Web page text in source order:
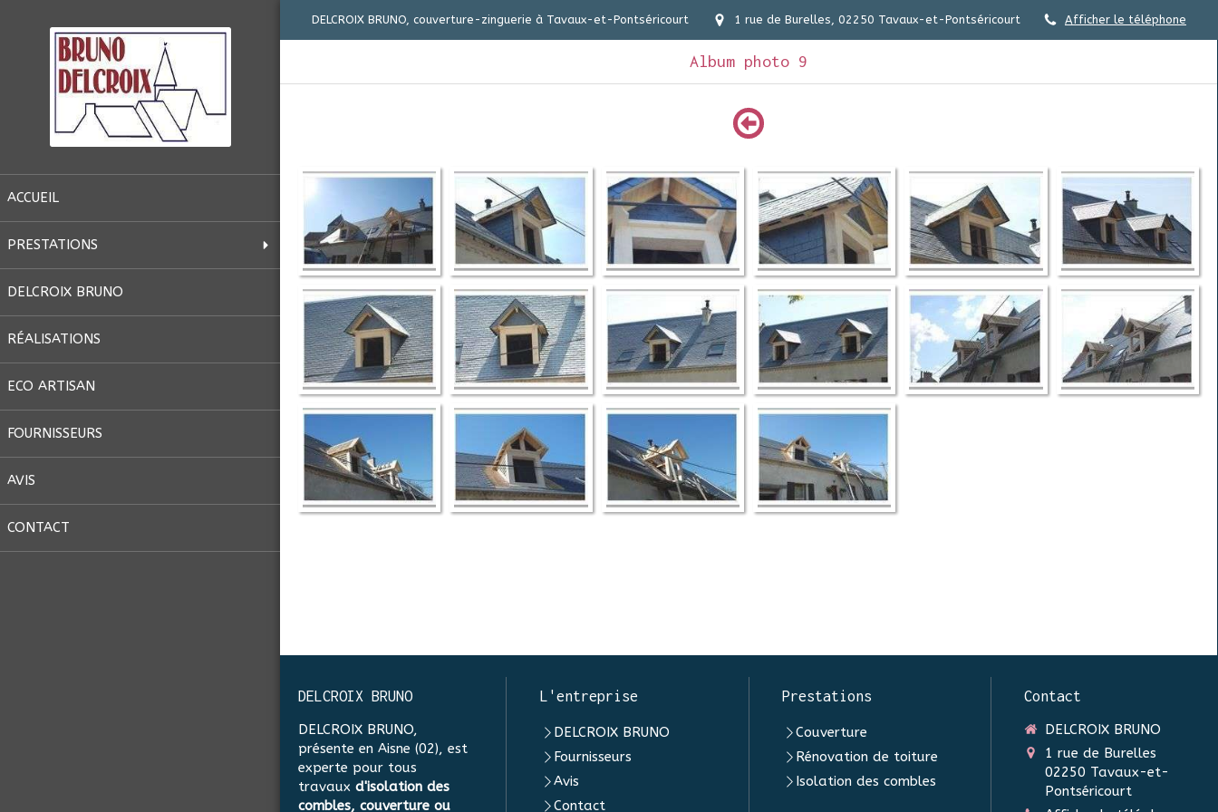
ACCUEIL
PRESTATIONS
DELCROIX BRUNO
RÉALISATIONS
ECO ARTISAN
FOURNISSEURS
AVIS
CONTACT
DELCROIX BRUNO, couverture-zinguerie à Tavaux-et-Pontséricourt Afficher le téléphone
1 rue de Burelles, 02250 Tavaux-et-Pontséricourt
Album photo 9
DELCROIX BRUNO
DELCROIX BRUNO,
présente en Aisne (02), est
experte pour tous
travaux d'isolation des
combles, couverture ou
L'entreprise
DELCROIX BRUNO
Fournisseurs
Avis
Contact
Prestations
Couverture
Rénovation de toiture
Isolation des combles
Contact
DELCROIX BRUNO
1 rue de Burelles
02250 Tavaux-et-
Pontséricourt